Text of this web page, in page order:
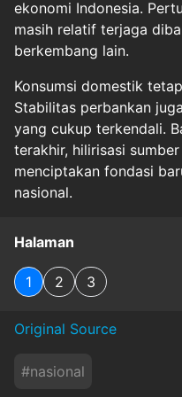
ekonomi Indonesia.
masih relatif terjaga
berkembang lain.
Konsumsi domestik
Stabilitas perbankan
yang cukup terkendali.
terakhir, hilirisasi
menciptakan fondasi
nasional.
Halaman
1 2 3
Original Source
#nasional